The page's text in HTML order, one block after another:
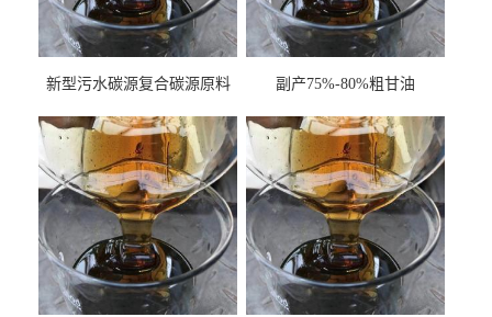
新型污水碳源复合碳源原料
副产75%-80%粗甘油